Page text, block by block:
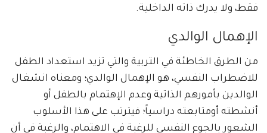
فقط، ولا يدرك ذاته الداخلية.
الإهمال الوالدي
من الطرق الخاطئة في التربية والتي تزيد استعداد الطفل
للاضطراب النفسي، هو الإهمال الوالدي؛ ومعناه انشغال
الوالدين بأمورهم الذاتية وعدم الإهتمام بالطفل أو
أنشطته أومتابعته دراسياً؛ فيترتب على هذا الأسلوب
الشعور بالجوع النفسي للرغبة فى الاهتمام، والرغبة فى أن